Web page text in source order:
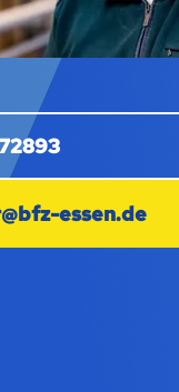
essen.de